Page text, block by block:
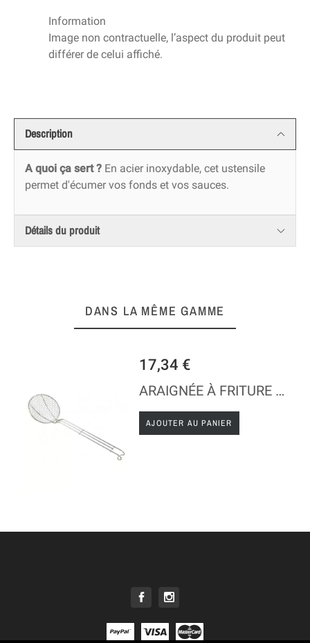
Information
Image non contractuelle, l’aspect du produit peut
différer de celui affiché.
Description
A quoi ça sert ? En acier inoxydable, cet ustensile
permet d'écumer vos fonds et vos sauces.
Détails du produit
DANS LA MÊME GAMME
17,34 €
ARAIGNÉE À FRITURE (ÉCUMOIRE GRILLAGE) - INOX
AJOUTER AU PANIER